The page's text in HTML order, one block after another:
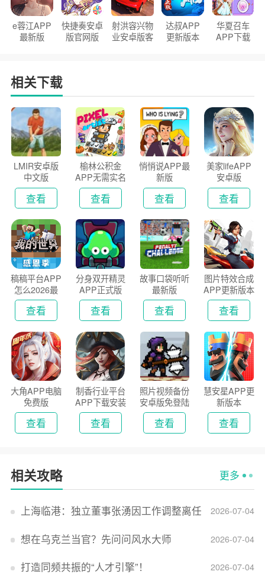
e蓉江APP
最新版
快捷奏安卓
版官网版
射洪容兴物
业安卓版客
达叔APP
更新版本
华夏召车
APP下载
相关下载
LMIR安卓版
中文版
查看
榆林公积金
APP无需实名
认证版
查看
悄悄说APP最
新版
查看
美家lifeAPP
安卓版
查看
稿稿平台APP
怎么2026最
新版
查看
分身双开精灵
APP正式版
查看
故事口袋听听
最新版
查看
图片特效合成
APP更新版本
2026
查看
大角APP电脑
免费版
查看
制香行业平台
APP下载安装
2026
查看
照片视频备份
安卓版免登陆
版
查看
慧安星APP更
新版本
查看
相关攻略 更多
2026-07-04
上海临港：独立董事张湧因工作调整离任
2026-07-04
想在乌克兰当官？先问问风水大师
2026-07-04
打造同频共振的“人才引擎”！